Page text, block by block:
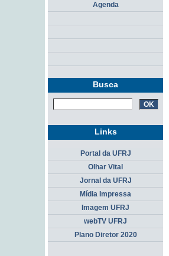
Agenda
Busca
Links
Portal da UFRJ
Olhar Vital
Jornal da UFRJ
Mídia Impressa
Imagem UFRJ
webTV UFRJ
Plano Diretor 2020